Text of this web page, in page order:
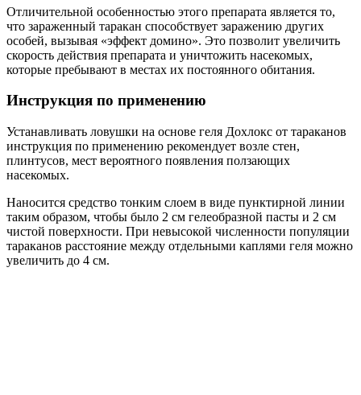
Отличительной особенностью этого препарата является то,
что зараженный таракан способствует заражению других
особей, вызывая «эффект домино». Это позволит увеличить
скорость действия препарата и уничтожить насекомых,
которые пребывают в местах их постоянного обитания.
Инструкция по применению
Устанавливать ловушки на основе геля Дохлокс от тараканов
инструкция по применению рекомендует возле стен,
плинтусов, мест вероятного появления ползающих
насекомых.
Наносится средство тонким слоем в виде пунктирной линии
таким образом, чтобы было 2 см гелеобразной пасты и 2 см
чистой поверхности. При невысокой численности популяции
тараканов расстояние между отдельными каплями геля можно
увеличить до 4 см.